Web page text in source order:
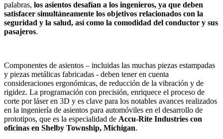
palabras, los asientos desafían a los ingenieros, ya que deben
satisfacer simultáneamente los objetivos relacionados con la
seguridad y la salud, así como la comodidad del conductor y sus
pasajeros.
Componentes de asientos – incluidas las muchas piezas estampadas
y piezas metálicas fabricadas - deben tener en cuenta
consideraciones ergonómicas, de reducción de la vibración y de
rigidez. La programación con precisión, enriquece el proceso de
corte por láser en 3D y es clave para los notables avances realizados
en la ingeniería de asientos para automóviles en el desarrollo de
prototipos, que es la especialidad de Accu-Rite Industries con
oficinas en Shelby Township, Michigan.